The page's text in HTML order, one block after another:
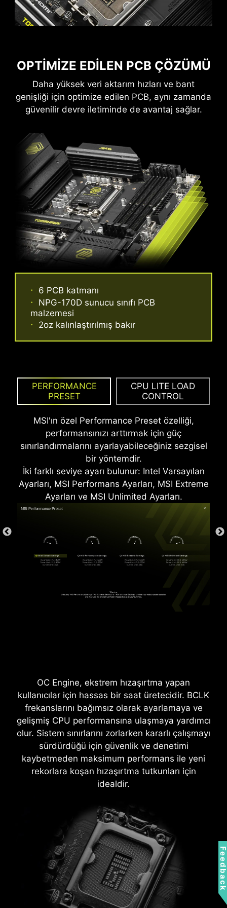
OPTİMİZE EDİLEN PCB ÇÖZÜMÜ
Daha yüksek veri aktarım hızları ve bant
genişliği için optimize edilen PCB, aynı zamanda
güvenilir devre iletiminde de avantaj sağlar.
6 PCB katmanı
NPG-170D sunucu sınıfı PCB
malzemesi
2oz kalınlaştırılmış bakır
PERFORMANCE
PRESET
CPU LITE LOAD
CONTROL
MSI'ın özel Performance Preset özelliği,
performansınızı arttırmak için güç
sınırlandırmalarını ayarlayabileceğiniz sezgisel
bir yöntemdir.
İki farklı seviye ayarı bulunur: Intel Varsayılan
Ayarları, MSI Performans Ayarları, MSI Extreme
Ayarları ve MSI Unlimited Ayarları.
OC Engine, ekstrem hızaşırtma yapan
kullanıcılar için hassas bir saat üretecidir. BCLK
frekanslarını bağımsız olarak ayarlamaya ve
gelişmiş CPU performansına ulaşmaya yardımcı
olur. Sistem sınırlarını zorlarken kararlı çalışmayı
sürdürdüğü için güvenlik ve denetimi
kaybetmeden maksimum performans ile yeni
rekorlara koşan hızaşırtma tutkunları için
idealdir.
Performance, Benchmark ve Memtest
modları kullanıcılara gereksinimleri ve
belleklerinin hızaşırtma yetenekleri
doğrultusunda ideal konfigürasyonu
hızla belirleme esnekliği sunar.
temas alanı sayesinde daha kararlı güç
iletimi sunar.
Dayanıklılık: En zorlu koşullarda bile
kararlıdır.
Yüksek elektrik akımı gerektiren
uygulamalar için uygundur.
PASLANMAZ ÇELIK G/Ç PANELI
Oksitlenmeye karşı dayanıklı olan G/Ç paneline
eklenen ekstra bir materyal katmanı sayesinde
statik elektrik ve elektromanyetik girişim
gürültüsüne karşı koruma sağlar ve geleneksel
G/Ç panellerine göre çok daha dayanıklıdır.
* Görseller yalnızca temsil amaçlıdır. Detaylar için
teknik özelliklere göz atınız.
AŞIRI AKIM KORUMASI
MSI anakartlar, yerleşik OCP (aşırı akım
portları, DDR bellekler, PWM entegreleri ve CPU
ve kararlılıkta öncü anakartlar üretmeye olan
bağlılığının altını çizmektedir..
CPU / PWM IC